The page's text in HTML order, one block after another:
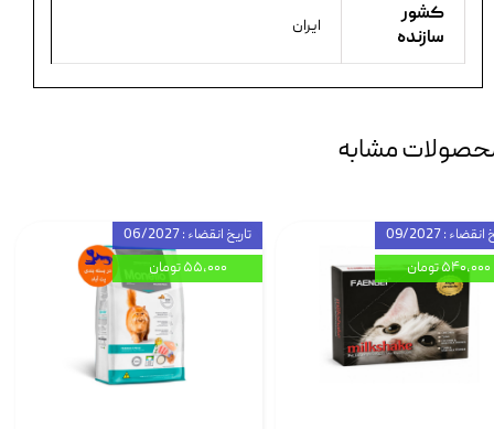
کشور
سازنده
ایران
مشابه
تاریخ انقضاء : 06/2027
۵۵,۰۰۰ تومان
: 09/2027
۵۴۰,۰۰۰ تومان